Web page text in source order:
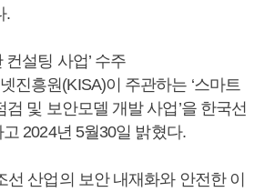
.
설팅 사업’ 수주
진흥원(KISA)이 주관하는 ‘스마트
및 보안모델 개발 사업’을 한국선
2024년 5월30일 밝혔다.
선 산업의 보안 내재화와 안전한 이